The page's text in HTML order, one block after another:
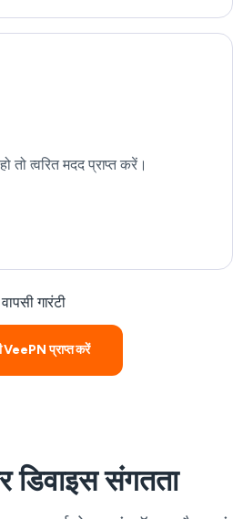
तो त्वरित मदद प्राप्त करें।
गारंटी
VeePN प्राप्त करें
डिवाइस संगतता